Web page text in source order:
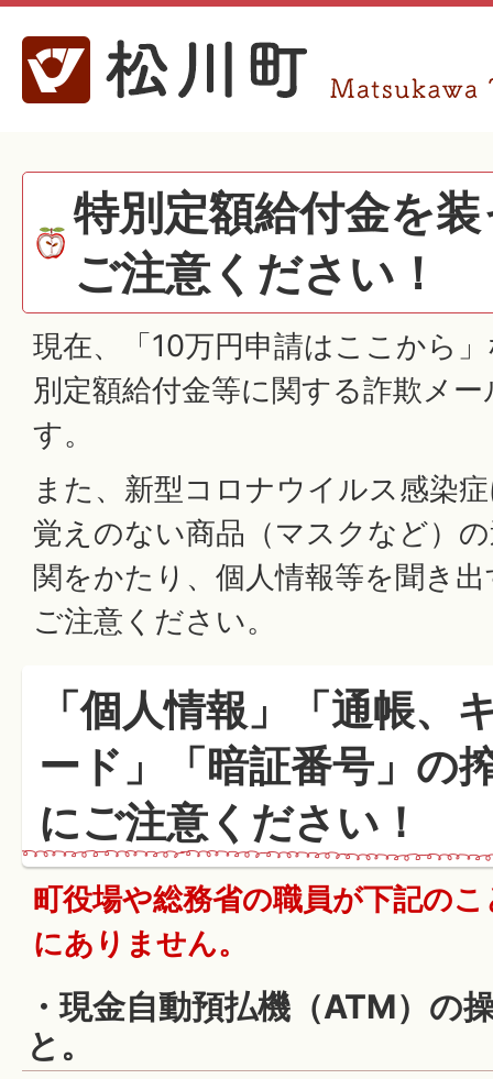
特別定額給付金を
ご注意ください！
現在、「10万円申請はここから
別定額給付金等に関する詐欺メ
す。
また、新型コロナウイルス感染
覚えのない商品（マスクなど）
関をかたり、個人情報等を聞き
ご注意ください。
「個人情報」「通帳、
ード」「暗証番号」の
にご注意ください！
町役場や総務省の職員が下記の
にありません。
・現金自動預払機（ATM）の
と。